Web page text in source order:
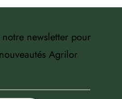
notre newsletter pour
Agrilor